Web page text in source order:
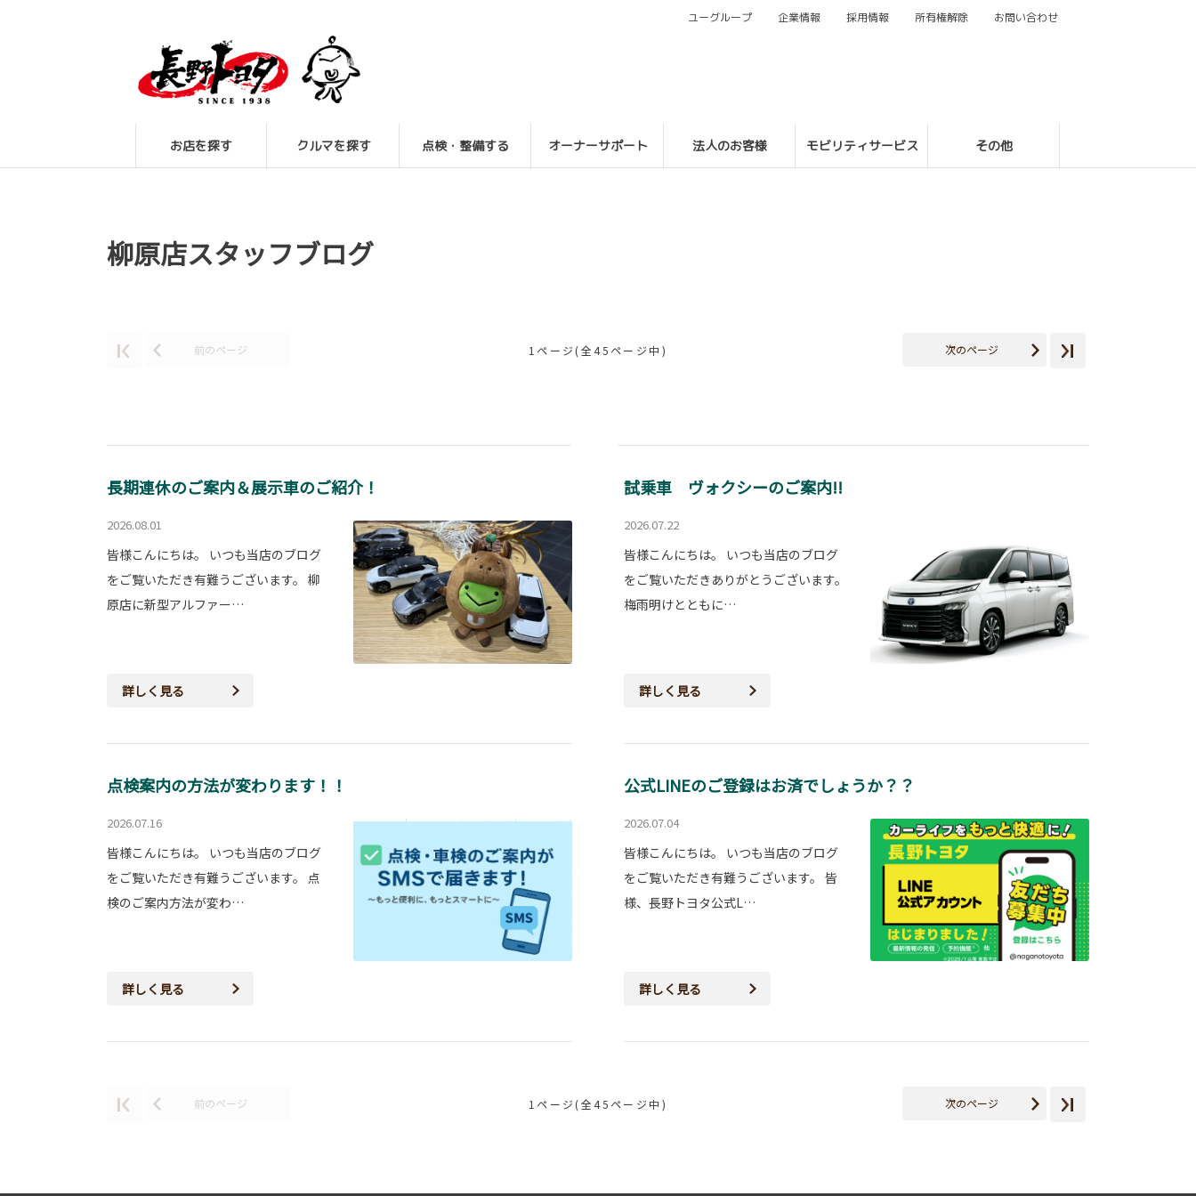
お店を探す クルマを探す 点検・整備する オーナーサポート 法人のお客様 モビリティサービス その他
ユーグループ 企業情報 採用情報 所有権解除 お問い合わせ
柳原店スタッフブログ
前のページ 1ページ(全45ページ中) 次のページ
長期連休のご案内＆展示車のご紹介！
2026.08.01
皆様こんにちは。 いつも当店のブログ
をご覧いただき有難うございます。 柳
原店に新型アルファー…
詳しく見る
試乗車 ヴォクシーのご案内!!
2026.07.22
皆様こんにちは。 いつも当店のブログ
をご覧いただきありがとうございます。
梅雨明けとともに…
詳しく見る
点検案内の方法が変わります！！
2026.07.16
皆様こんにちは。 いつも当店のブログ
をご覧いただき有難うございます。 点
検のご案内方法が変わ…
詳しく見る
公式LINEのご登録はお済でしょうか？？
2026.07.04
皆様こんにちは。 いつも当店のブログ
をご覧いただき有難うございます。 皆
様、長野トヨタ公式L…
詳しく見る
前のページ 1ページ(全45ページ中) 次のページ